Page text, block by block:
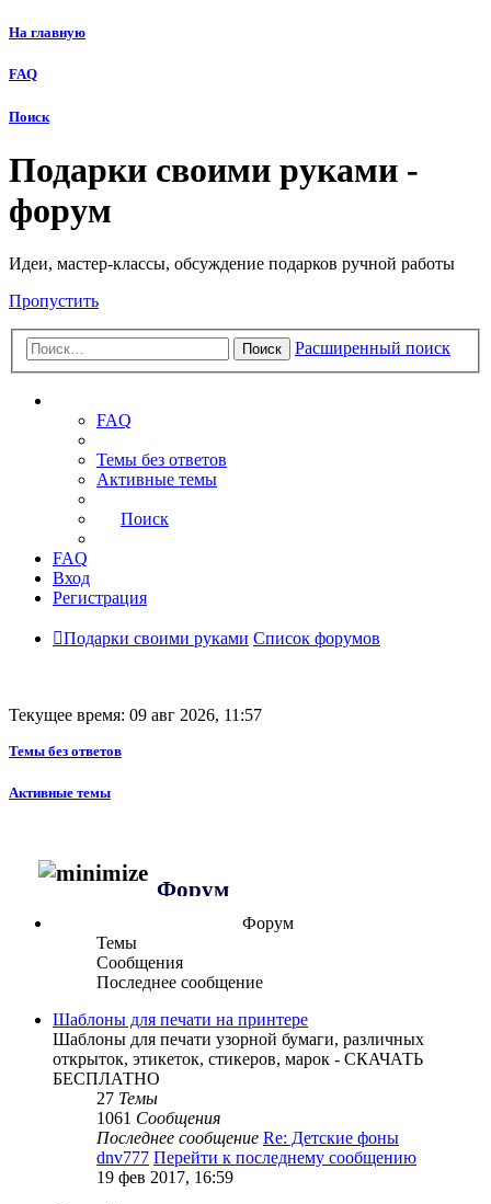
На главную
FAQ
Поиск
Подарки своими руками -
форум
Идеи, мастер-классы, обсуждение подарков ручной работы
Пропустить
Поиск Расширенный поиск
FAQ
Темы без ответов
Активные темы
Поиск
FAQ
Вход
Регистрация
Подарки своими руками Список форумов
Текущее время: 09 авг 2026, 11:57
Темы без ответов
Активные темы
Форум
Форум
Темы
Сообщения
Последнее сообщение
Шаблоны для печати на принтере
Шаблоны для печати узорной бумаги, различных
открыток, этикеток, стикеров, марок - СКАЧАТЬ
БЕСПЛАТНО
27 Темы
1061 Сообщения
Последнее сообщение Re: Детские фоны
dnv777 Перейти к последнему сообщению
19 фев 2017, 16:59